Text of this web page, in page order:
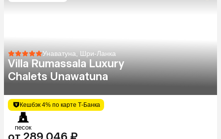
Унаватуна, Шри-Ланка
Villa Rumassala Luxury
Chalets Unawatuna
Кешбэк 4% по карте Т-Банка
песок